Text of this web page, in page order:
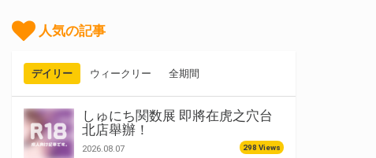
人気の記事
デイリー ウィークリー 全期間
しゅにち関数展 即將在虎之穴台
北店舉辦！
2026.08.07 298 Views